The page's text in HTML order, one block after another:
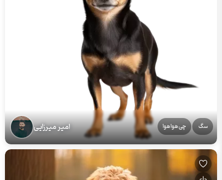
سگ چی‌هواهوا امیر میرزایی